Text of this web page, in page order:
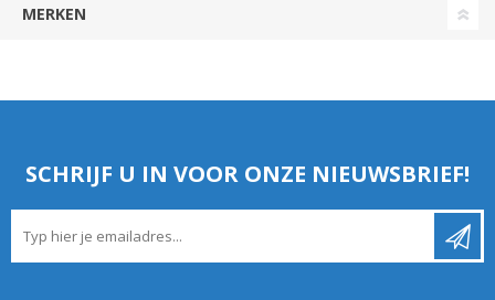
MERKEN
SCHRIJF U IN VOOR ONZE NIEUWSBRIEF!